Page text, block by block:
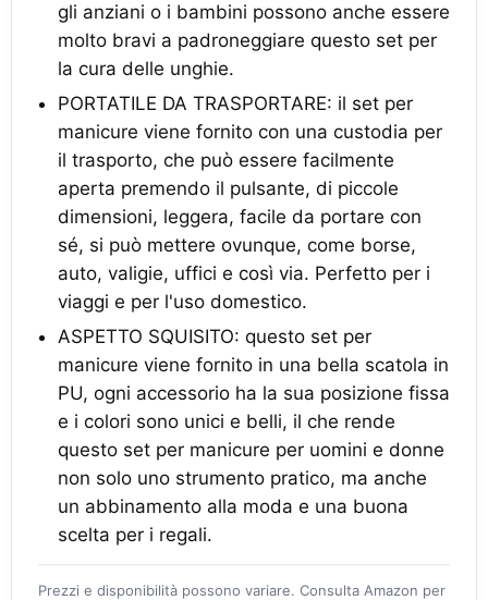
gli anziani o i bambini possono anche essere
molto bravi a padroneggiare questo set per
la cura delle unghie.
PORTATILE DA TRASPORTARE: il set per
manicure viene fornito con una custodia per
il trasporto, che può essere facilmente
aperta premendo il pulsante, di piccole
dimensioni, leggera, facile da portare con
sé, si può mettere ovunque, come borse,
auto, valigie, uffici e così via. Perfetto per i
viaggi e per l'uso domestico.
ASPETTO SQUISITO: questo set per
manicure viene fornito in una bella scatola in
PU, ogni accessorio ha la sua posizione fissa
e i colori sono unici e belli, il che rende
questo set per manicure per uomini e donne
non solo uno strumento pratico, ma anche
un abbinamento alla moda e una buona
scelta per i regali.
Prezzi e disponibilità possono variare. Consulta Amazon per